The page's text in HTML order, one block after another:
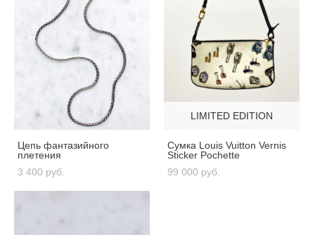
Цепь фантазийного
плетения
3 400 pуб.
LIMITED EDITION
Сумка Louis Vuitton Vernis
Sticker Pochette
99 000 pуб.